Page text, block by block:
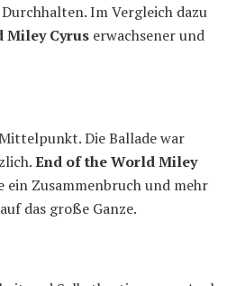
Im Vergleich dazu
Miley Cyrus erwachsener und
Die Ballade war
End of the World Miley
ein Zusammenbruch und mehr
das große Ganze.